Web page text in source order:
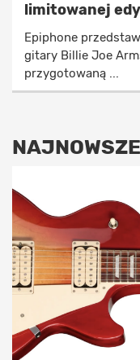
limitowanej
Epiphone
gitary Billie Joe
przygotowaną ...